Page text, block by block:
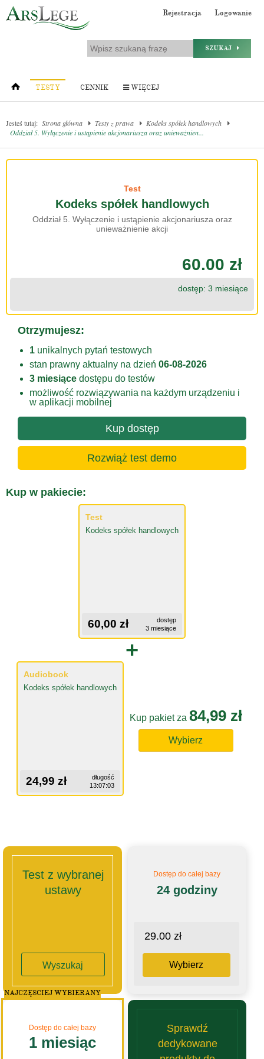
Rejestracja Logowanie
SZUKAJ
TESTY CENNIK WIĘCEJ
Jesteś tutaj: Strona główna Testy z prawa
Kodeks spółek handlowych
Oddział 5. Wyłączenie i ustąpienie akcjonariusza oraz unieważnien...
Test
Kodeks spółek handlowych
Oddział 5. Wyłączenie i ustąpienie akcjonariusza oraz
unieważnienie akcji
60.00 zł
dostęp: 3 miesiące
Otrzymujesz:
1 unikalnych pytań testowych
stan prawny aktualny na dzień 06-08-2026
3 miesiące dostępu do testów
możliwość rozwiązywania na każdym urządzeniu i
w aplikacji mobilnej
Kup dostęp
Rozwiąż test demo
Kup w pakiecie:
Test
Kodeks spółek handlowych
60,00 zł
dostęp
3 miesiące
+
Audiobook
Kodeks spółek handlowych
24,99 zł
długość
13:07:03
Kup pakiet za 84,99 zł
Wybierz
Test z wybranej
ustawy
Wyszukaj
Dostęp do całej bazy
24 godziny
29.00 zł
Wybierz
Dostęp do całej bazy
1 miesiąc
NAJCZĘSCIEJ WYBIERANY
Sprawdź
dedykowane